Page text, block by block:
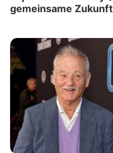
gemeinsame Zukunft